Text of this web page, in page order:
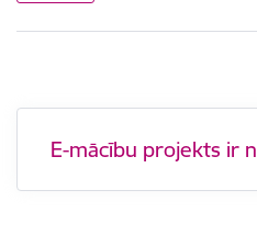
E-mācību projekts ir